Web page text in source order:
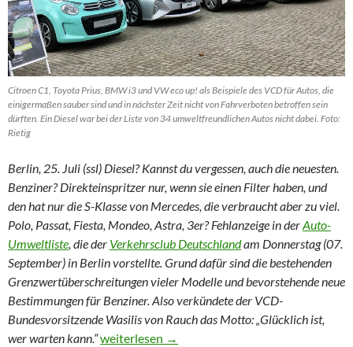
Citroen C1, Toyota Prius, BMW i3 und VW eco up! als Beispiele des VCD für Autos, die
einigermaßen sauber sind und in nächster Zeit nicht von Fahrverboten betroffen sein
dürften. Ein Diesel war bei der Liste von 34 umweltfreundlichen Autos nicht dabei. Foto:
Rietig
Berlin, 25. Juli (ssl) Diesel? Kannst du vergessen, auch die neuesten.
Benziner? Direkteinspritzer nur, wenn sie einen Filter haben, und
den hat nur die S-Klasse von Mercedes, die verbraucht aber zu viel.
Polo, Passat, Fiesta, Mondeo, Astra, 3er? Fehlanzeige in derAuto-
Umweltliste, die der Verkehrsclub Deutschlandam Donnerstag (07.
September) in Berlin vorstellte. Grund dafür sind die bestehenden
Grenzwertüberschreitungen vieler Modelle und bevorstehende neue
Bestimmungen für Benziner. Also verkündete der VCD-
Bundesvorsitzende Wasilis von Rauch das Motto: „Glücklich ist,
wer warten kann.“Autokauf: „Glücklich ist, wer warten kann“
weiterlesen →